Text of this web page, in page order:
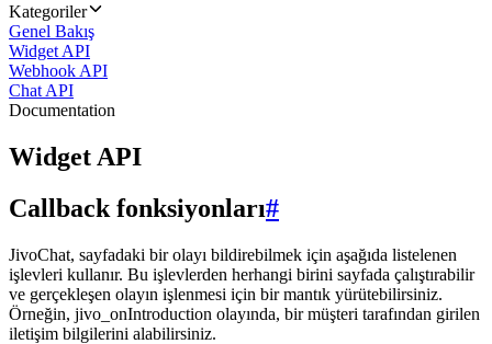
Kategoriler
Genel Bakış
Widget API
Webhook API
Chat API
Documentation
Widget API
Callback fonksiyonları#
JivoChat, sayfadaki bir olayı bildirebilmek için aşağıda listelenen
işlevleri kullanır. Bu işlevlerden herhangi birini sayfada çalıştırabilir
ve gerçekleşen olayın işlenmesi için bir mantık yürütebilirsiniz.
Örneğin, jivo_onIntroduction olayında, bir müşteri tarafından girilen
iletişim bilgilerini alabilirsiniz.